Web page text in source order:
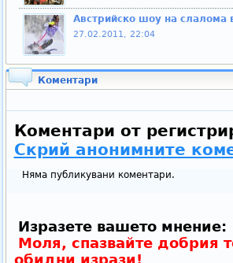
Австрийско шоу на слалома
27.02.2011, 22:04
Коментари
Коментари от
Скрий анонимните
Няма публикувани коментари.
Изразете вашето мнение:
Моля, спазвайте добрия